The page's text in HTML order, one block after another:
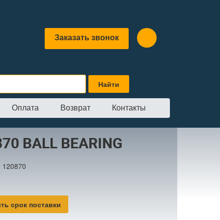
Заказать звонок
Оплата Возврат Контакты
BEARING
BALL BEARING
120870
срок поставки